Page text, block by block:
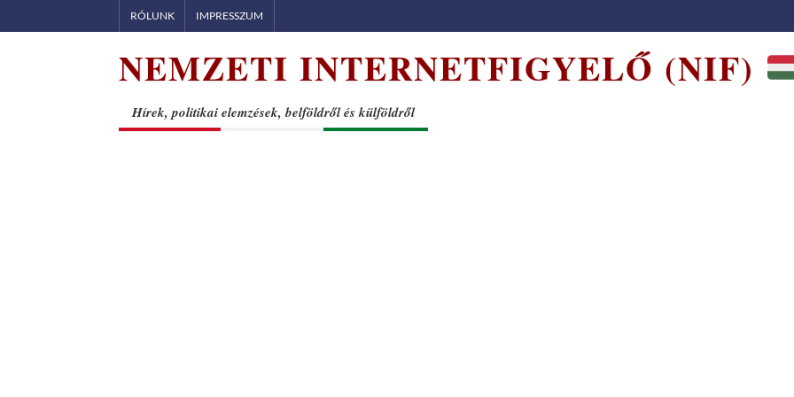
to
RÓLUNK IMPRESSZUM
NEMZETI INTERNETFIGYELŐ (NIF)
Hírek, politikai elemzések, belföldről és külföldről